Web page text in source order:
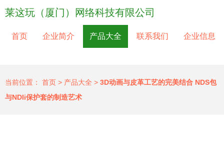
莱这玩（厦门）网络科技有限公司
首页 企业简介 产品大全 联系我们 企业信息
当前位置： 首页 > 产品大全 > 3D动画与皮革工艺的完美结合 NDS包
与NDIi保护套的制造艺术